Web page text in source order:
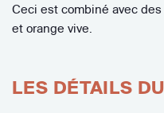
Ceci est combiné avec
et orange vive.
LES DÉTAILS